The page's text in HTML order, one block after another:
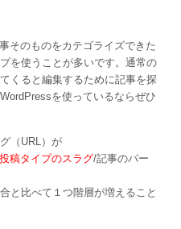
そのものをカテゴライズできた
を使うことが多いです。通常の
くると編集するために記事を探
を使っているならぜひ
（URL）が
稿タイプのスラグ/記事のパー
と比べて１つ階層が増えること